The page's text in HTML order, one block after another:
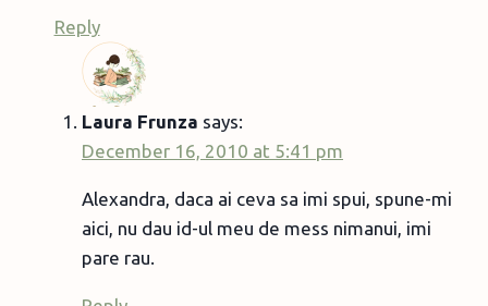
Reply
Laura Frunza says:
December 16, 2010 at 5:41 pm
Alexandra, daca ai ceva sa imi spui, spune-mi
aici, nu dau id-ul meu de mess nimanui, imi
pare rau.